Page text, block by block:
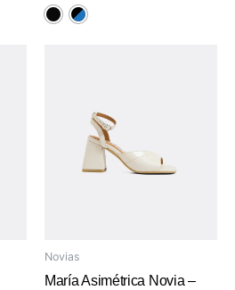
Novias
María Asimétrica Novia –